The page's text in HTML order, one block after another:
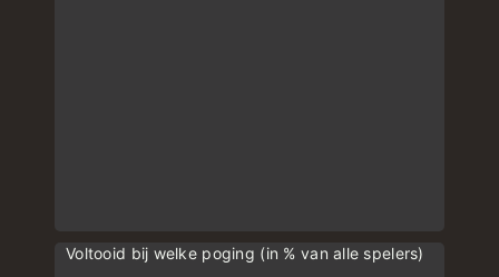
Voltooid bij welke poging (in % van alle spelers)